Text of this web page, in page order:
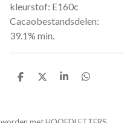
kleurstof: E160c
Cacaobestandsdelen:
39.1% min.
D
n
D
S
e
D
n